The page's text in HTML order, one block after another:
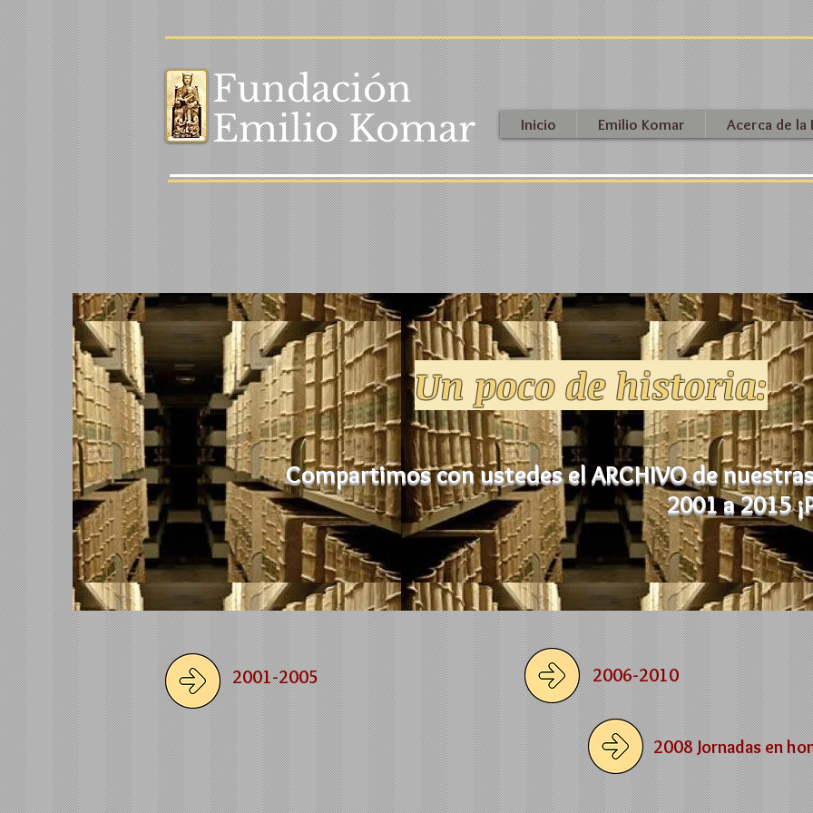
Fundación
Emilio Komar
Inicio Emilio Komar Acerca de la
Un poco de historia:
Compartimos con ustedes el ARCHIVO de
2001 a 2015
2001-2005 2006-2010
2008 Jornadas en